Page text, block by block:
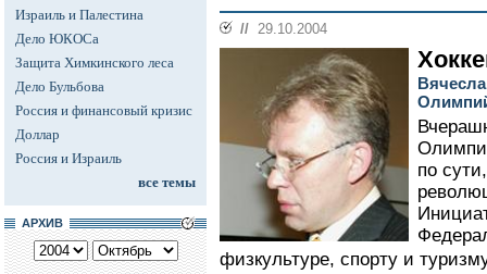
Израиль и Палестина
Дело ЮКОСа
Защита Химкинского леса
Дело Бульбова
Россия и финансовый кризис
Доллар
Россия и Израиль
все темы
АРХИВ
// 29.10.2004
по
физкультуре, спорту и